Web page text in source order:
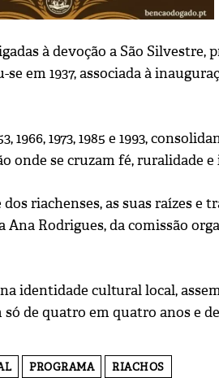
à devoção a São Silvestre,
em 1937, associada à
1973, 1985 e 1993,
onde se cruzam fé, ruralidade
riachenses, as suas raízes e
Rodrigues, da comissão
identidade cultural local,
de quatro em quatro anos e
PROGRAMA RIACHOS